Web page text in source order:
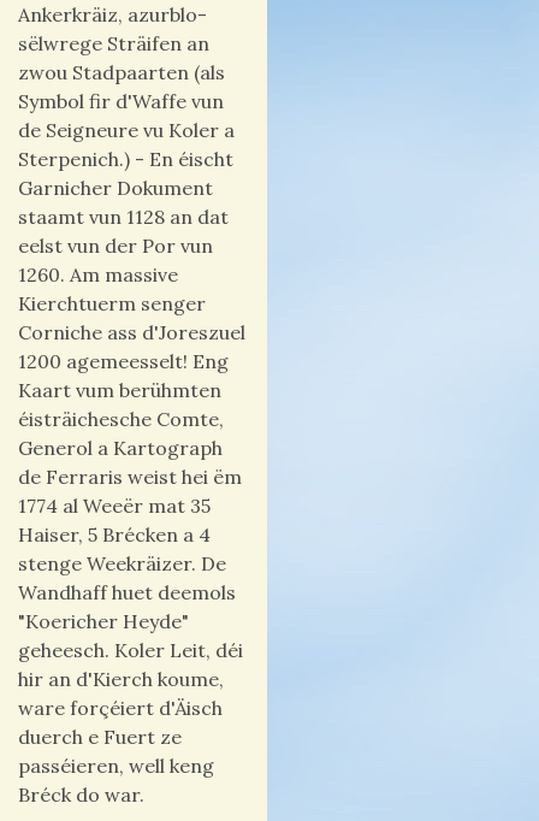
Ankerkräiz, azurblo-
sëlwrege Sträifen an
zwou Stadpaarten (als
Symbol fir d'Waffe vun
de Seigneure vu Koler a
Sterpenich.) - En éischt
Garnicher Dokument
staamt vun 1128 an dat
eelst vun der Por vun
1260. Am massive
Kierchtuerm senger
Corniche ass d'Joreszuel
1200 agemeesselt! Eng
Kaart vum berühmten
éisträichesche Comte,
Generol a Kartograph
de Ferraris weist hei ëm
1774 al Weeër mat 35
Haiser, 5 Brécken a 4
stenge Weekräizer. De
Wandhaff huet deemols
"Koericher Heyde"
geheesch. Koler Leit, déi
hir an d'Kierch koume,
ware forçéiert d'Äisch
duerch e Fuert ze
passéieren, well keng
Bréck do war.